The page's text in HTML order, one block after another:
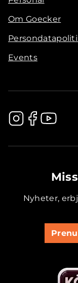
Om Goecker
Events
Nyheter,